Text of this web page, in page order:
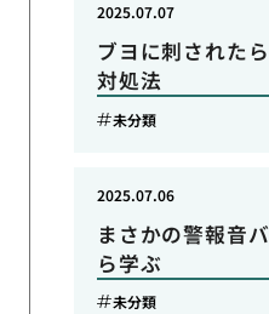
ブヨに刺された
対処法
2025.07.07
未分類
まさかの警報音
ら学ぶ
2025.07.06
未分類